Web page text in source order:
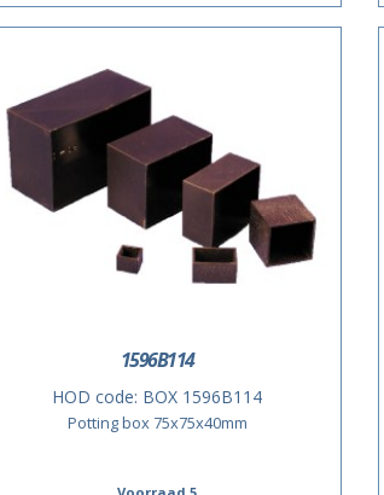
1596B114
HOD code: BOX 1596B114
Potting box 75x75x40mm